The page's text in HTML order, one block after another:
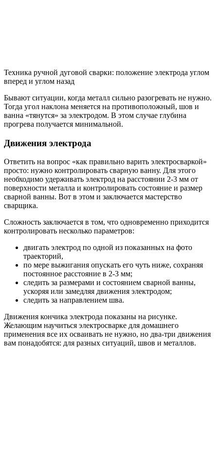
Техника ручной дуговой сварки: положение электрода углом
вперед и углом назад
Бывают ситуации, когда металл сильно разогревать не нужно.
Тогда угол наклона меняется на противоположный, шов и
ванна «тянутся» за электродом. В этом случае глубина
прогрева получается минимальной.
Движения электрода
Ответить на вопрос «как правильно варить электросваркой»
просто: нужно контролировать сварную ванну. Для этого
необходимо удерживать электрод на расстоянии 2-3 мм от
поверхности металла и контролировать состояние и размер
сварной ванны. Вот в этом и заключается мастерство
сварщика.
Сложность заключается в том, что одновременно приходится
контролировать несколько параметров:
двигать электрод по одной из показанных на фото
траекторий,
по мере выжигания опускать его чуть ниже, сохраняя
постоянное расстояние в 2-3 мм;
следить за размерами и состоянием сварной ванны,
ускоряя или замедляя движения электродом;
следить за направлением шва.
Движения кончика электрода показаны на рисунке.
Желающим научиться электросварке для домашнего
применения все их осваивать не нужно, но два-три движения
вам понадобятся: для разных ситуаций, швов и металлов.